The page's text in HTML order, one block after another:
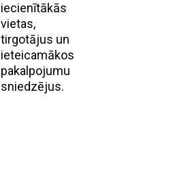
iecienītākās
vietas,
tirgotājus un
ieteicamākos
pakalpojumu
sniedzējus.